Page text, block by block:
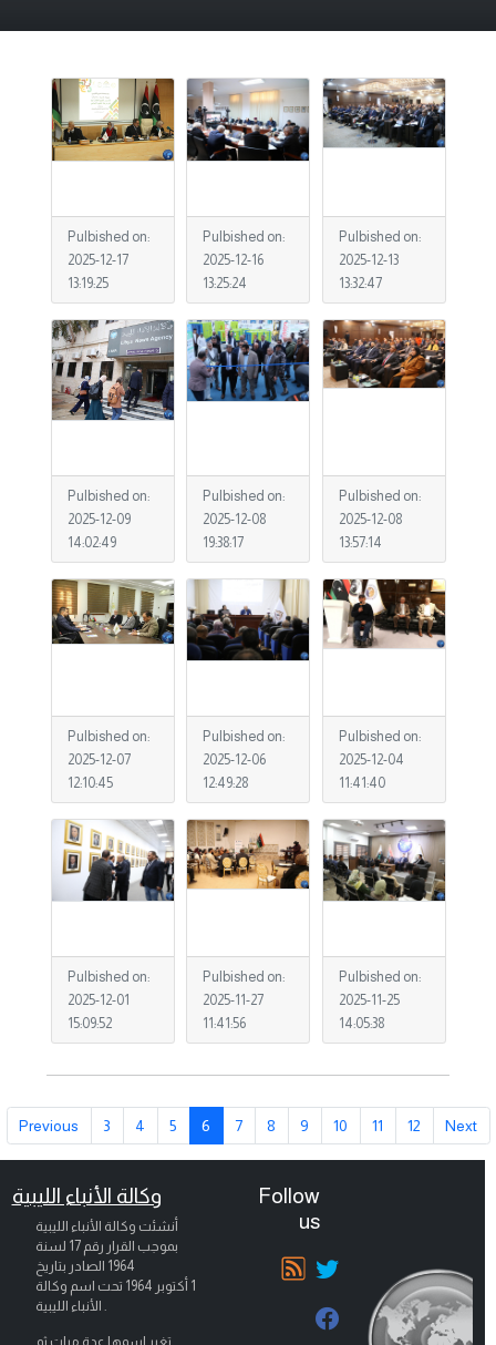
Pulbished on:
2025-12-17
13:19:25
Pulbished on:
2025-12-16
13:25:24
Pulbished on:
2025-12-13
13:32:47
Pulbished on:
2025-12-09
14:02:49
Pulbished on:
2025-12-08
19:38:17
Pulbished on:
2025-12-08
13:57:14
Pulbished on:
2025-12-07
12:10:45
Pulbished on:
2025-12-06
12:49:28
Pulbished on:
2025-12-04
11:41:40
Pulbished on:
2025-12-01
15:09:52
Pulbished on:
2025-11-27
11:41:56
Pulbished on:
2025-11-25
14:05:38
Previous 3 4 5 6 7 8 9 10 11 12 Next
وكالة الأنباء الليبية
أنشئت وكالة الأنباء الليبية
بموجب القرار رقم 17 لسنة
1964 الصادر بتاريخ
1 أكتوبر 1964
تحت اسم وكالة
الأنباء الليبية .
تغير اسمها عدة مرات ثم
Follow
us